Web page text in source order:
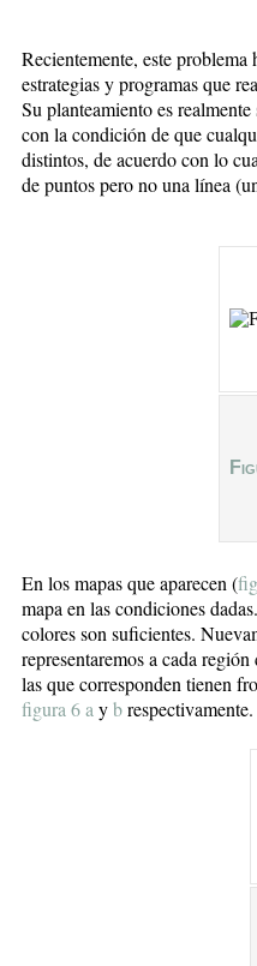
Recientemente, este
estrategias y programas que
Su planteamiento es
con la condición de que
distintos, de acuerdo con lo
de puntos pero no una línea
En los mapas que aparecen (
mapa en las condiciones
colores son suficientes.
representaremos a cada
las que corresponden tienen
figura 6 a ybrespectivamente.